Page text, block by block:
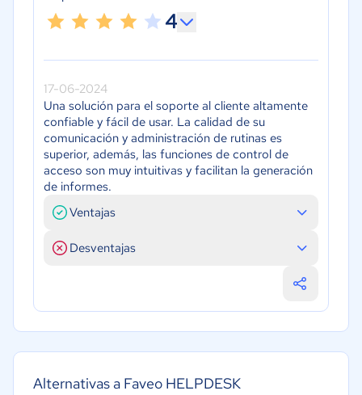
Alternativas a Faveo HELPDESK
4
17-06-2024
Una solución para el soporte al cliente altamente
confiable y fácil de usar. La calidad de su
comunicación y administración de rutinas es
superior, además, las funciones de control de
acceso son muy intuitivas y facilitan la generación
de informes.
Ventajas
Desventajas